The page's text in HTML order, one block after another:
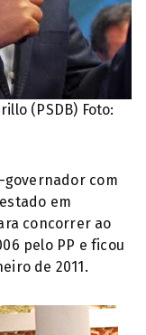
(PSDB) Foto:
governador com
em
concorrer ao
pelo PP e ficou
de 2011.